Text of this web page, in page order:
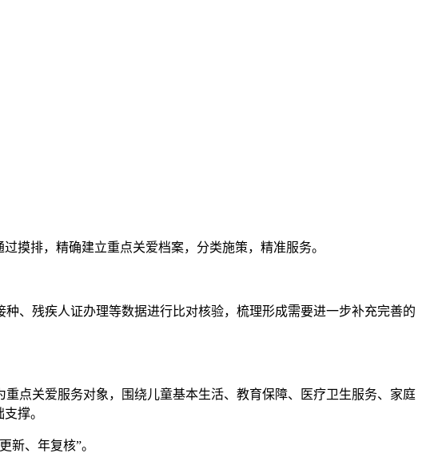
排，精确建立重点关爱档案，分类施策，精准服务。
残疾人证办理等数据进行比对核验，梳理形成需要进一步补充完善的
关爱服务对象，围绕儿童基本生活、教育保障、医疗卫生服务、家庭
撑。
、年复核”。